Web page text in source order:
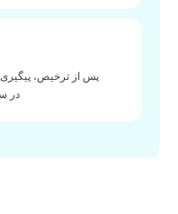
پس از ترخیص،
در